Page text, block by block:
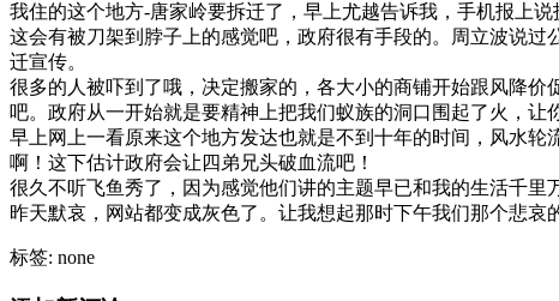
我住的这个地方-唐家岭要拆迁了，早上尤越告诉我，手机报上
这会有被刀架到脖子上的感觉吧，政府很有手段的。周立波说
迁宣传。
很多的人被吓到了哦，决定搬家的，各大小的商铺开始跟风降
吧。政府从一开始就是要精神上把我们蚁族的洞口围起了火，
早上网上一看原来这个地方发达也就是不到十年的时间，风水
啊！这下估计政府会让四弟兄头破血流吧！
很久不听飞鱼秀了，因为感觉他们讲的主题早已和我的生活千里
昨天默哀，网站都变成灰色了。让我想起那时下午我们那个悲哀
标签: none